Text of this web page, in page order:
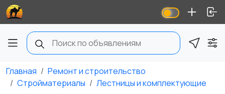
Главная
Ремонт и строительство
Стройматериалы
Лестницы и комплектующие